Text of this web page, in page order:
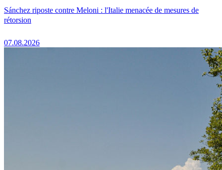
Sánchez riposte contre Meloni : l'Italie menacée de mesures de
rétorsion
07.08.2026